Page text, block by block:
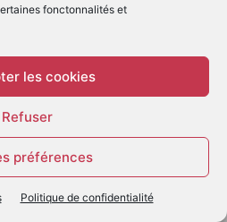
fonctonnalités et
les cookies
Refuser
préférences
Politique de confidentialité